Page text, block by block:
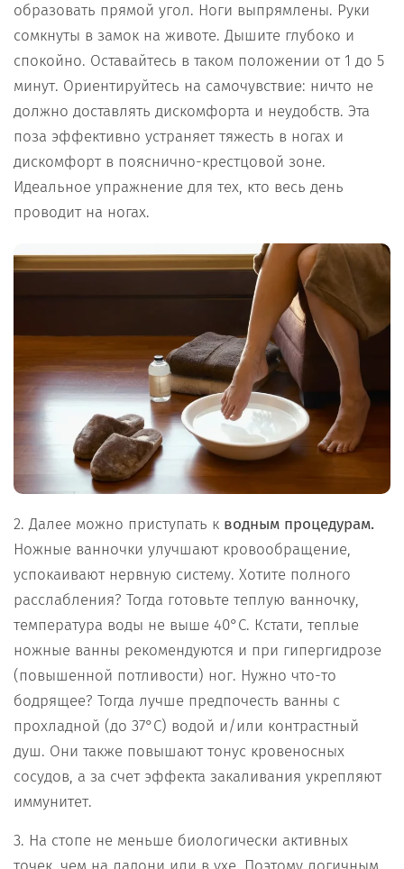
образовать прямой угол. Ноги выпрямлены. Руки
сомкнуты в замок на животе. Дышите глубоко и
спокойно. Оставайтесь в таком положении от 1 до 5
минут. Ориентируйтесь на самочувствие: ничто не
должно доставлять дискомфорта и неудобств. Эта
поза эффективно устраняет тяжесть в ногах и
дискомфорт в пояснично-крестцовой зоне.
Идеальное упражнение для тех, кто весь день
проводит на ногах.
2. Далее можно приступать к водным процедурам.
Ножные ванночки улучшают кровообращение,
успокаивают нервную систему. Хотите полного
расслабления? Тогда готовьте теплую ванночку,
температура воды не выше 40°С. Кстати, теплые
ножные ванны рекомендуются и при гипергидрозе
(повышенной потливости) ног. Нужно что-то
бодрящее? Тогда лучше предпочесть ванны с
прохладной (до 37°С) водой и/или контрастный
душ. Они также повышают тонус кровеносных
сосудов, а за счет эффекта закаливания укрепляют
иммунитет.
3. На стопе не меньше биологически активных